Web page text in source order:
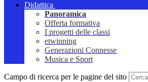
Didattica
Panoramica
Offerta formativa
I progetti delle classi
etwinning
Generazioni Connesse
Musica e Sport
Campo di ricerca per le pagine del sito